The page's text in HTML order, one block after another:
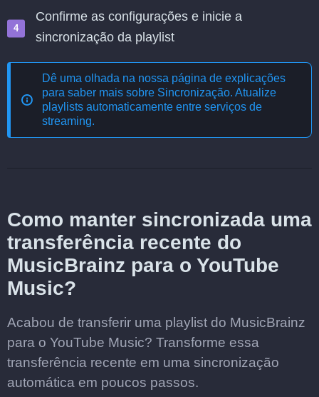
Confirme as configurações e inicie a
sincronização da playlist
Dê uma olhada na nossa página de explicações
para saber mais sobre Sincronização. Atualize
playlists automaticamente entre serviços de
streaming.
Como manter sincronizada uma
transferência recente do
MusicBrainz para o YouTube
Music?
Acabou de transferir uma playlist do MusicBrainz
para o YouTube Music? Transforme essa
transferência recente em uma sincronização
automática em poucos passos.